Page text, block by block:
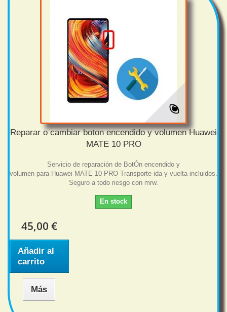
Reparar o cambiar boton encendido y volumen Huawei
MATE 10 PRO
Servicio de reparación de BotÓn encendido y
volumen para Huawei MATE 10 PRO Transporte ida y vuelta incluidos.
Seguro a todo riesgo con mrw.
En stock
45,00 €
Añadir al
carrito
Más